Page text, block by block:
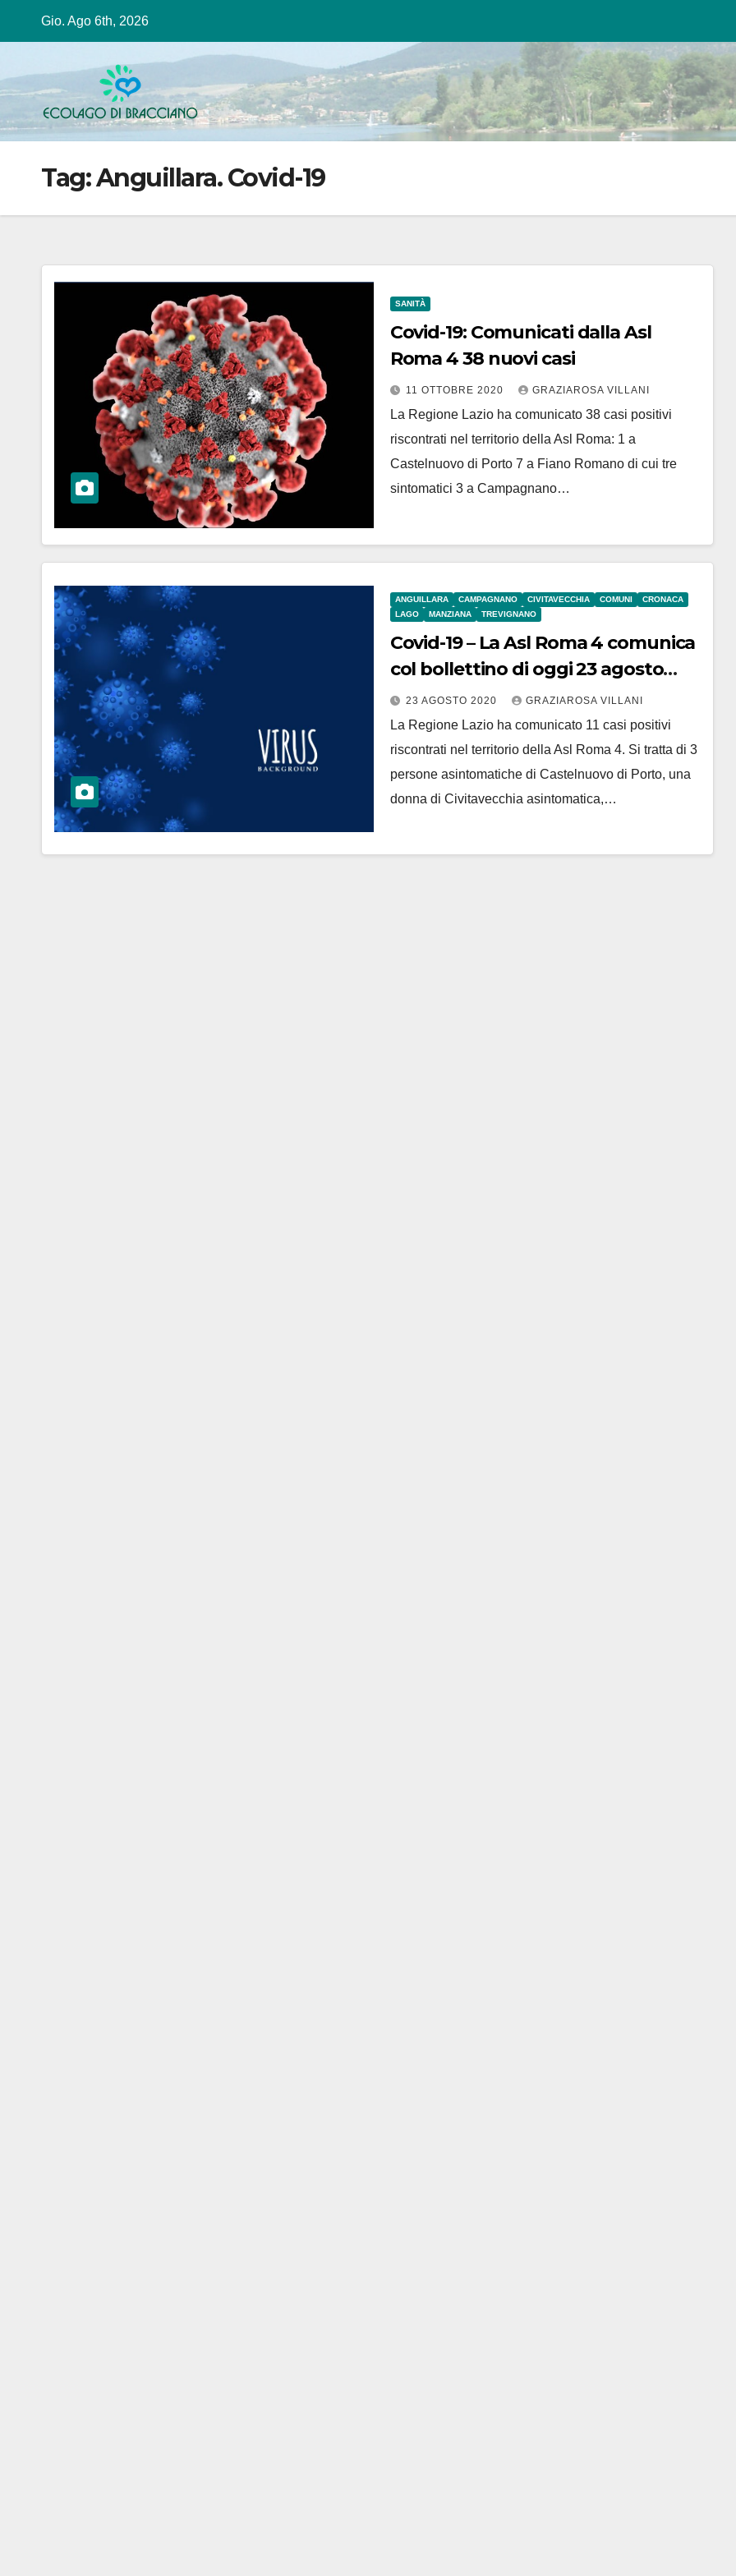
Gio. Ago 6th, 2026
Tag:Anguillara. Covid-19
SANITÀ
Covid-19: Comunicati dalla Asl
Roma 4 38 nuovi casi
11 OTTOBRE 2020 GRAZIAROSA VILLANI
La Regione Lazio ha comunicato 38 casi positivi
riscontrati nel territorio della Asl Roma: 1 a
Castelnuovo di Porto 7 a Fiano Romano di cui tre
sintomatici 3 a Campagnano…
ANGUILLARA CAMPAGNANO CIVITAVECCHIA COMUNI
CRONACA
LAGO
MANZIANA TREVIGNANO
Covid-19 – La Asl Roma 4 comunica
col bollettino di oggi 23 agosto
due nuovi positivi ad Anguillara
23 AGOSTO 2020 GRAZIAROSA VILLANI
La Regione Lazio ha comunicato 11 casi positivi
riscontrati nel territorio della Asl Roma 4. Si tratta di 3
persone asintomatiche di Castelnuovo di Porto, una
donna di Civitavecchia asintomatica,…